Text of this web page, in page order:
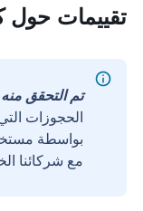
تقييمات حول
تم التحقق منه
الحجوزات
مع شركائنا